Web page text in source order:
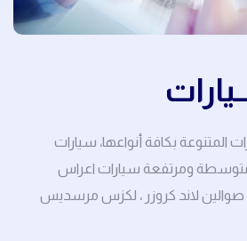
المتنوعة بكافة أنواعها، سيارات
متوسطة ومرتفعة سيارات اعراس
صوالين لاند كروزر ، لكزس مرسديس